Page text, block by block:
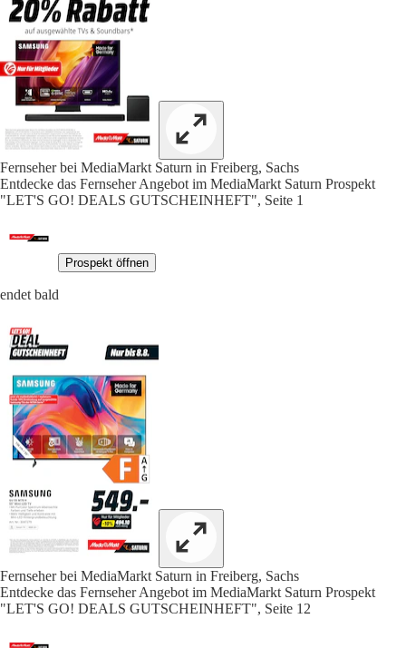
Fernseher bei MediaMarkt Saturn in Freiberg, Sachs
Entdecke das Fernseher Angebot im MediaMarkt Saturn Prospekt
"LET'S GO! DEALS GUTSCHEINHEFT", Seite 1
Prospekt öffnen
endet bald
Fernseher bei MediaMarkt Saturn in Freiberg, Sachs
Entdecke das Fernseher Angebot im MediaMarkt Saturn Prospekt
"LET'S GO! DEALS GUTSCHEINHEFT", Seite 12